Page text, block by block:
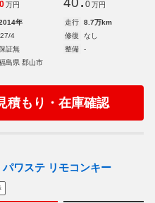
0 万円 0 万円
年 走行
8.7万km
4 修復
なし
証無 整備
-
島県 郡山市
積もり・在庫確認
ワステ リモコンキー